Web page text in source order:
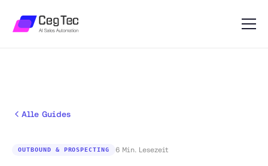
Alle Guides
OUTBOUND & PROSPECTING 6 Min. Lesezeit